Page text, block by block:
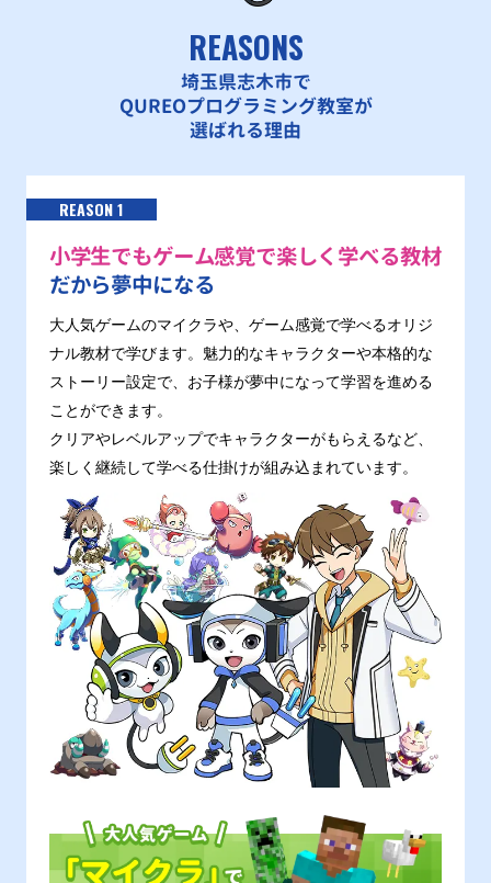
REASONS
埼玉県志木市で
QUREOプログラミング教室が
選ばれる理由
REASON 1
小学生でもゲーム感覚で楽しく学べる教材
だから夢中になる
大人気ゲームのマイクラや、ゲーム感覚で学べるオリジ
ナル教材で学びます。魅力的なキャラクターや本格的な
ストーリー設定で、お子様が夢中になって学習を進める
ことができます。
クリアやレベルアップでキャラクターがもらえるなど、
楽しく継続して学べる仕掛けが組み込まれています。